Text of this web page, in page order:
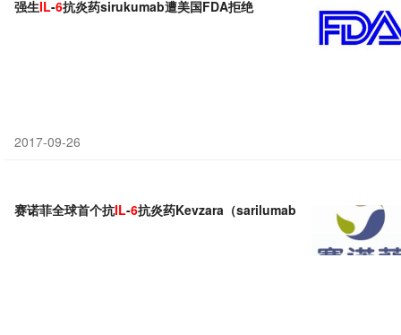
强生IL-6抗炎药sirukumab遭美国FDA拒绝
2017-09-26
赛诺菲全球首个抗IL-6抗炎药Kevzara（sarilumab）获批上市，治疗